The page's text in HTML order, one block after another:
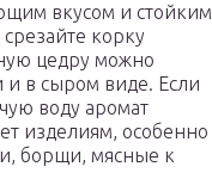
вкусом и стойким
корку
цедру можно
и в сыром виде. Если
воду аромат
изделиям, особенно
борщи, мясные к